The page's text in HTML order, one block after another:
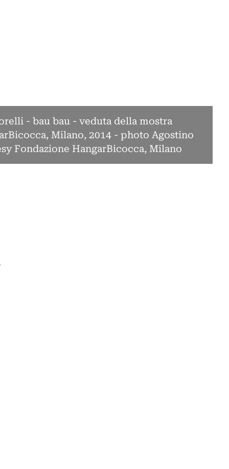
- bau bau - veduta della mostra
Milano, 2014 - photo Agostino
Fondazione HangarBicocca, Milano